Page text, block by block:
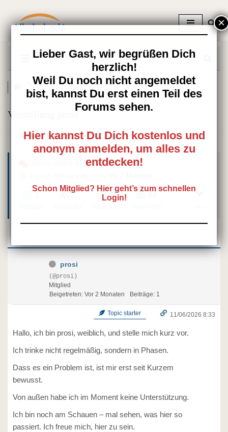
Zum
springen
Vorstellung prosi
MITGLIEDER STELLEN SICH VOR
3 2
prosi
(@prosi)
Mitglied
Beigetreten: Vor 2 Monaten
Beiträge: 1
Topic starter 11/06/2026 8:33
Hallo, ich bin prosi, weiblich, und stelle mich kurz vor.
Ich trinke nicht regelmäßig, sondern in Phasen.
Dass es ein Problem ist, ist mir erst seit Kurzem
bewusst.
Von außen habe ich im Moment keine Unterstützung.
Ich bin noch am Schauen – mal sehen, was hier so
passiert. Ich freue mich, hier zu sein.
Lieber Gast, wir begrüßen Dich
herzlich!
Weil Du noch nicht angemeldet
bist, kannst Du erst einen Teil des
Forums sehen.
Hier kannst Du Dich kostenlos und
anonym anmelden, um alles zu
entdecken!
Schon Mitglied? Hier geht’s zum schnellen
Login!